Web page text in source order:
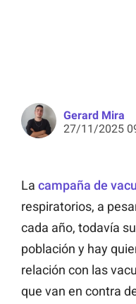
Gerard Mira
27/11/2025
La campaña de
respiratorios, a
cada año, todavía
población y hay
relación con las
que van en contra